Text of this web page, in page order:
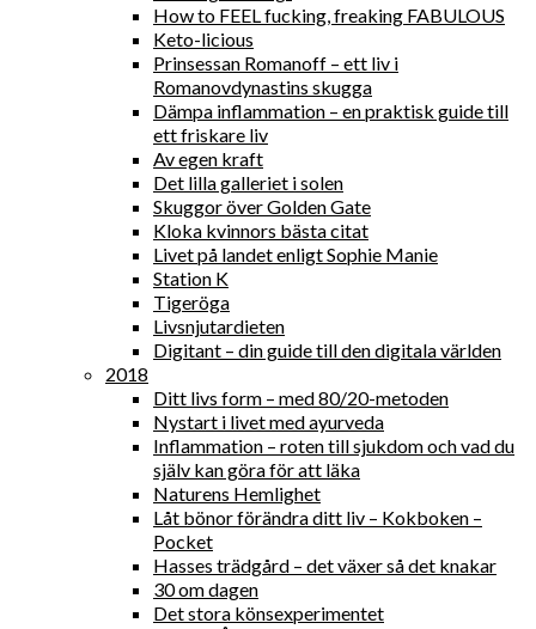
How to FEEL fucking, freaking FABULOUS
Keto-licious
Prinsessan Romanoff – ett liv i
Romanovdynastins skugga
Dämpa inflammation – en praktisk guide till
ett friskare liv
Av egen kraft
Det lilla galleriet i solen
Skuggor över Golden Gate
Kloka kvinnors bästa citat
Livet på landet enligt Sophie Manie
Station K
Tigeröga
Livsnjutardieten
Digitant – din guide till den digitala världen
2018
Ditt livs form – med 80/20-metoden
Nystart i livet med ayurveda
Inflammation – roten till sjukdom och vad du
själv kan göra för att läka
Naturens Hemlighet
Låt bönor förändra ditt liv – Kokboken –
Pocket
Hasses trädgård – det växer så det knakar
30 om dagen
Det stora könsexperimentet